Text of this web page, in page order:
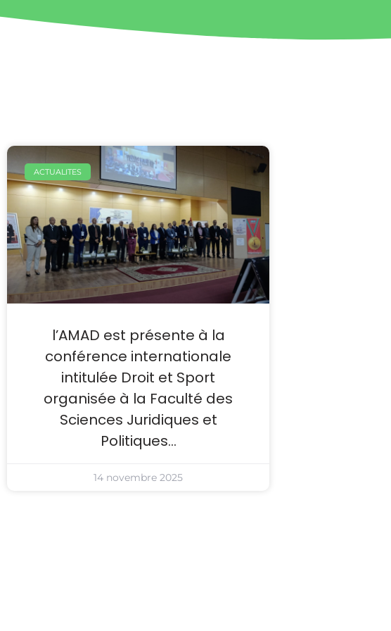
ACTUALITES
l’AMAD est présente à la
conférence internationale
intitulée Droit et Sport
organisée à la Faculté des
Sciences Juridiques et
Politiques…
14 novembre 2025